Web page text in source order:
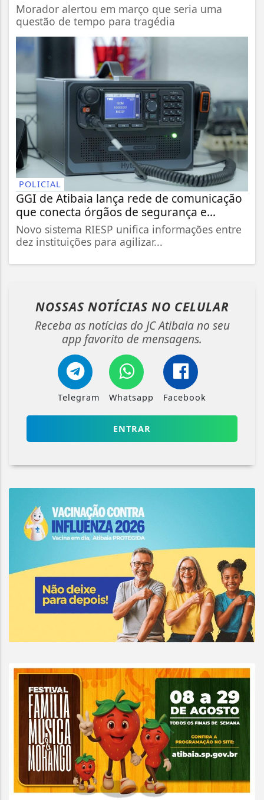
Morador alertou em março que seria uma
questão de tempo para tragédia
POLICIAL
GGI de Atibaia lança rede de comunicação
que conecta órgãos de segurança e...
Novo sistema RIESP unifica informações entre
dez instituições para agilizar...
NOSSAS NOTÍCIAS NO CELULAR
Receba as notícias do JC Atibaia no seu
app favorito de mensagens.
Telegram Whatsapp Facebook
ENTRAR